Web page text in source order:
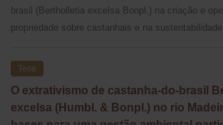
brasil (Bertholletia excelsa Bonpl.) na criação e
propriedade sobre castanhais e na sustentabilidade
Tese
O extrativismo de castanha-do-brasil
excelsa (Humbl. & Bonpl.) no rio